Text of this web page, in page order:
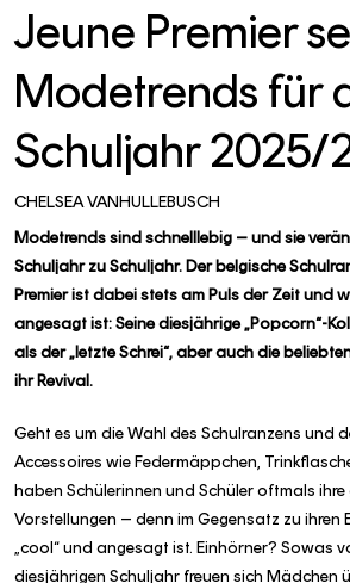
Jeune Premier
Modetrends für
Schuljahr 2025/
CHELSEA VANHULLEBUSCH
Modetrends sind schnelllebig – und sie
Schuljahr zu Schuljahr. Der belgische
Premier ist dabei stets am Puls der Zeit und
angesagt ist: Seine diesjährige „Popcorn“-
als der „letzte Schrei“, aber auch die
ihr Revival.
Geht es um die Wahl des Schulranzens und
Accessoires wie Federmäppchen,
haben Schülerinnen und Schüler oftmals ihre
Vorstellungen – denn im Gegensatz zu ihren
„cool“ und angesagt ist. Einhörner? Sowas
diesjährigen Schuljahr freuen sich Mädchen